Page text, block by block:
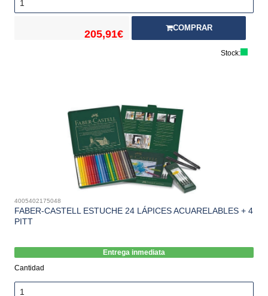
205,91€
COMPRAR
Stock:
4005402175048
FABER-CASTELL ESTUCHE 24 LÁPICES ACUARELABLES + 4
PITT
Entrega inmediata
Cantidad